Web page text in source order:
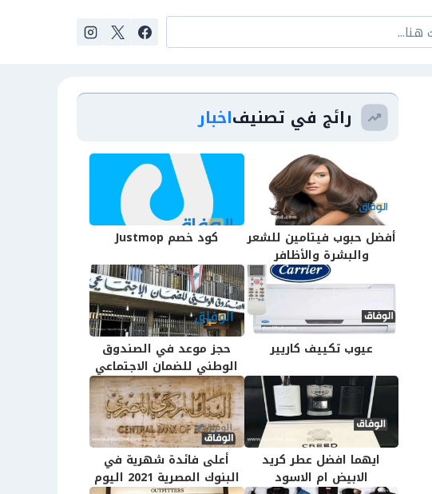
رائج في تصنيفاخبار
أفضل حبوب فيتامين للشعر
والبشرة والأظافر
كود خصم Justmop
عيوب تكييف كاريير
حجز موعد في الصندوق
الوطني للضمان الاجتماعي
ايهما افضل عطر كريد
الابيض ام الاسود
أعلى فائدة شهرية في
البنوك المصرية 2021 اليوم